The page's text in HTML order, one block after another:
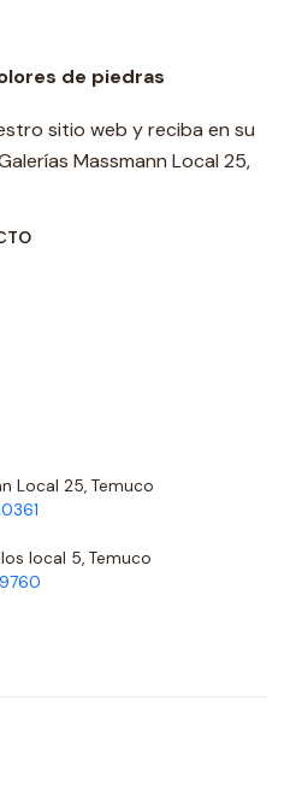
de piedras
sitio web y reciba en su
Massmann Local 25,
Local 25, Temuco
local 5, Temuco